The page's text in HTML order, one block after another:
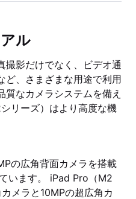
ル
撮影だけでなく、ビデオ通
ど、さまざまな用途で利用
質なカメラシステムを備え
リーズ）はより高度な機
の広角背面カメラを搭載
います。 iPad Pro（M2
メラと10MPの超広角カ